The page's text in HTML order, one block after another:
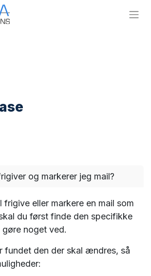
og markerer jeg mail?
frigive eller markere en mail som
du først finde den specifikke
gøre noget ved.
fundet den der skal ændres, så